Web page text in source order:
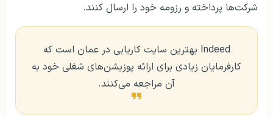
شرکت‌ها پرداخته و رزومه خود را ارسال کنند.
Indeed بهترین سایت کاریابی در عمان است که
کارفرمایان زیادی برای ارائه پوزیشن‌های شغلی خود به
آن مراجعه می‌کنند.